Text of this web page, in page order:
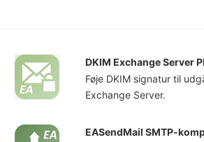
DKIM Exchange Server
Føje DKIM signatur til
Exchange Server.
EASendMail SMTP-